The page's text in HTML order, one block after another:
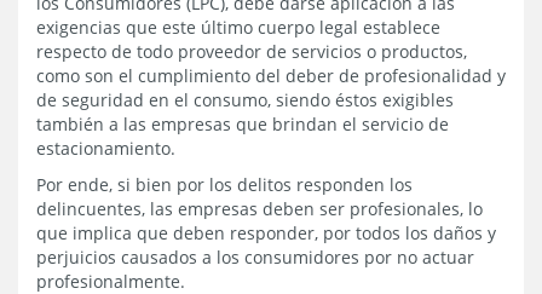
exigencias que este último cuerpo legal establece
respecto de todo proveedor de servicios o productos,
como son el cumplimiento del deber de profesionalidad y
de seguridad en el consumo, siendo éstos exigibles
también a las empresas que brindan el servicio de
estacionamiento.
Por ende, si bien por los delitos responden los
delincuentes, las empresas deben ser profesionales, lo
que implica que deben responder, por todos los daños y
perjuicios causados a los consumidores por no actuar
profesionalmente.